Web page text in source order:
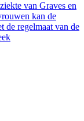
van Graves en
kan de
de regelmaat van de